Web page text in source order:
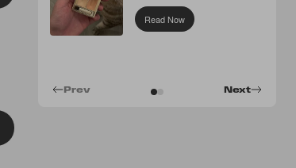
Concealer
Read Now
Next
Prev